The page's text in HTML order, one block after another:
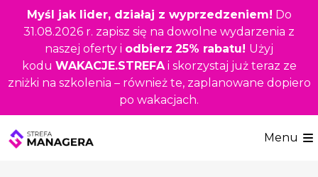
Przejdź
treści
Myśl jak lider, działaj z wyprzedzeniem! Do
31.08.2026 r. zapisz się na dowolne wydarzenia z
naszej oferty i odbierz 25% rabatu! Użyj
kodu WAKACJE.STREFAi skorzystaj już teraz ze
zniżki na szkolenia – również te, zaplanowane dopiero
po wakacjach.
Menu